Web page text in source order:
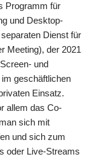
Programm für
und Desktop-
Dienst für
Meeting), der 2021
und
geschäftlichen
Einsatz.
allem das Co-
sich mit
und sich zum
oder Live-Streams